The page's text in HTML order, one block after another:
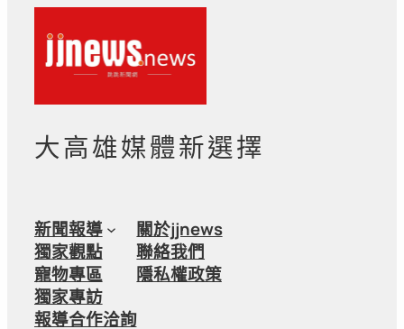
大高雄媒體新選擇
新聞報導
獨家觀點
寵物專區
獨家專訪
報導合作洽詢
關於jjnews
聯絡我們
隱私權政策